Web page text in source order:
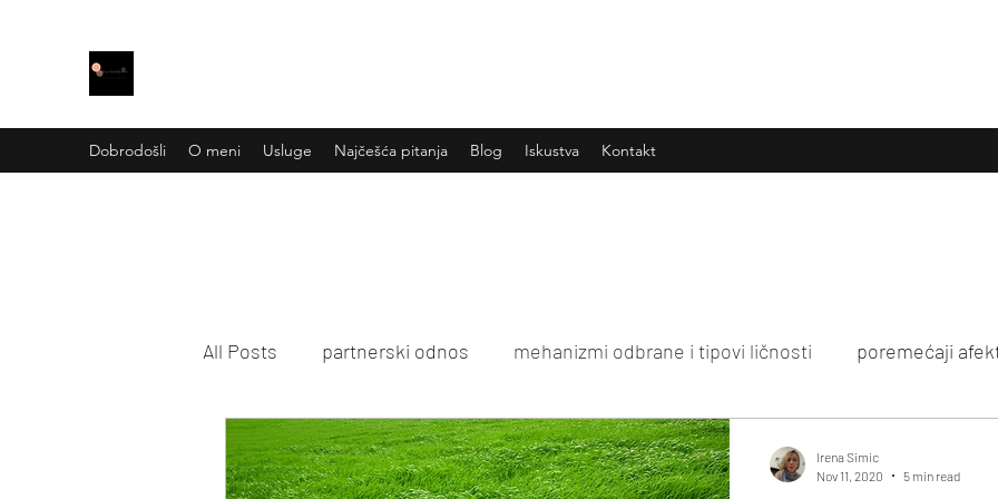
Dobrodošli O meni Usluge Najčešća pitanja Blog Iskustva Kontakt
All Posts partnerski odnos mehanizmi odbrane i tipovi ličnosti poremećaji
roditeljstvo i porodica psihoedukacija
Irena Simic
Nov 11, 2020
5 min read